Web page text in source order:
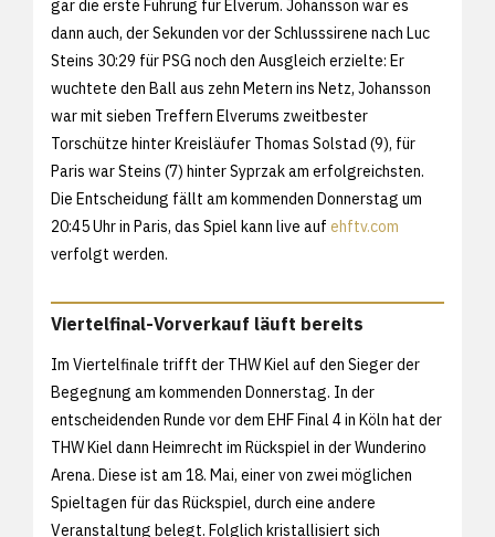
gar die erste Führung für Elverum. Johansson war es
dann auch, der Sekunden vor der Schlusssirene nach Luc
Steins 30:29 für PSG noch den Ausgleich erzielte: Er
wuchtete den Ball aus zehn Metern ins Netz, Johansson
war mit sieben Treffern Elverums zweitbester
Torschütze hinter Kreisläufer Thomas Solstad (9), für
Paris war Steins (7) hinter Syprzak am erfolgreichsten.
Die Entscheidung fällt am kommenden Donnerstag um
20:45 Uhr in Paris, das Spiel kann live auf ehftv.com
verfolgt werden.
Viertelfinal-Vorverkauf läuft bereits
Im Viertelfinale trifft der THW Kiel auf den Sieger der
Begegnung am kommenden Donnerstag. In der
entscheidenden Runde vor dem EHF Final 4 in Köln hat der
THW Kiel dann Heimrecht im Rückspiel in der Wunderino
Arena. Diese ist am 18. Mai, einer von zwei möglichen
Spieltagen für das Rückspiel, durch eine andere
Veranstaltung belegt. Folglich kristallisiert sich